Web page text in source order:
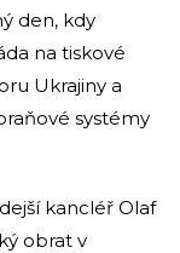
den, kdy
na tiskové
Ukrajiny a
systémy
kancléř Olaf
obrat v